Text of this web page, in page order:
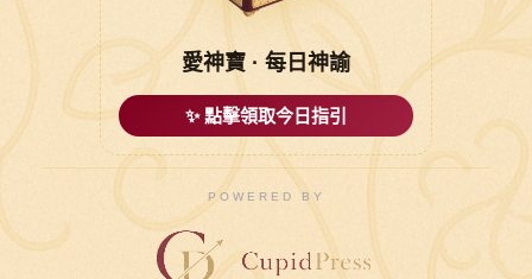
愛神寶 · 每日神諭
✨ 點擊領取今日指引
POWERED BY